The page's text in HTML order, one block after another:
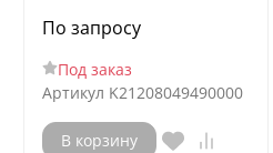
По запросу
Под заказ
Артикул K21208049490000
В корзину